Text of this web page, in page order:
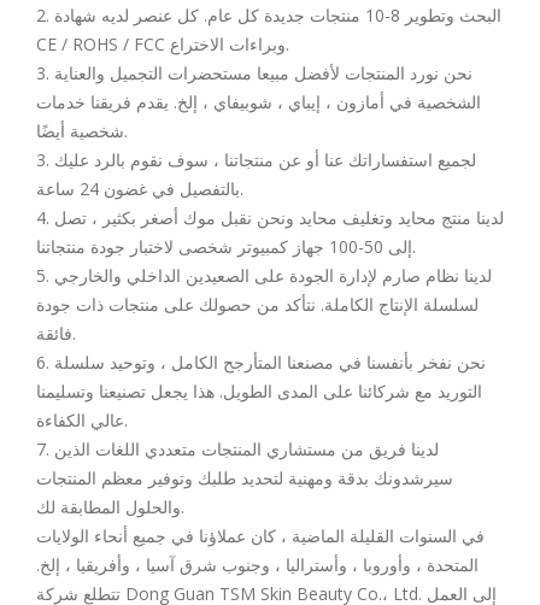
2. البحث وتطوير 8-10 منتجات جديدة كل عام. كل عنصر لديه شهادة
CE / ROHS / FCC وبراءات الاختراع.
3. نحن نورد المنتجات لأفضل مبيعا مستحضرات التجميل والعناية
الشخصية في أمازون ، إيباي ، شوبيفاي ، إلخ. يقدم فريقنا خدمات
شخصية أيضًا.
3. لجميع استفساراتك عنا أو عن منتجاتنا ، سوف نقوم بالرد عليك
بالتفصيل في غضون 24 ساعة.
4. لدينا منتج محايد وتغليف محايد ونحن نقبل موك أصغر بكثير ، تصل
إلى 50-100 جهاز كمبيوتر شخصى لاختبار جودة منتجاتنا.
5. لدينا نظام صارم لإدارة الجودة على الصعيدين الداخلي والخارجي
لسلسلة الإنتاج الكاملة. نتأكد من حصولك على منتجات ذات جودة
فائقة.
6. نحن نفخر بأنفسنا في مصنعنا المتأرجح الكامل ، وتوحيد سلسلة
التوريد مع شركائنا على المدى الطويل. هذا يجعل تصنيعنا وتسليمنا
عالي الكفاءة.
7. لدينا فريق من مستشاري المنتجات متعددي اللغات الذين
سيرشدونك بدقة ومهنية لتحديد طلبك وتوفير معظم المنتجات
والحلول المطابقة لك.
في السنوات القليلة الماضية ، كان عملاؤنا في جميع أنحاء الولايات
المتحدة ، وأوروبا ، وأستراليا ، وجنوب شرق آسيا ، وأفريقيا ، إلخ.
تتطلع شركة Dong Guan TSM Skin Beauty Co.، Ltd. إلى العمل